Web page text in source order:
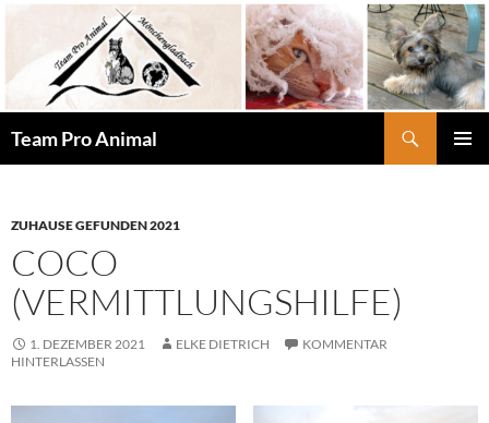
springen
Team Pro Animal
ZUHAUSE GEFUNDEN 2021
COCO
(VERMITTLUNGSHILFE)
1. DEZEMBER 2021 ELKE DIETRICH
KOMMENTAR
HINTERLASSEN